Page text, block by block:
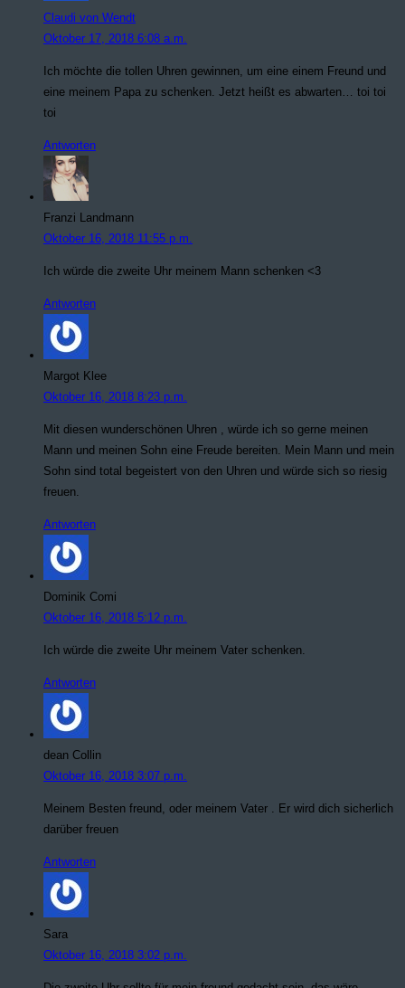
Claudi von Wendt
Oktober 17, 2018 6:08 a.m.
Ich möchte die tollen Uhren gewinnen, um eine einem Freund und
eine meinem Papa zu schenken. Jetzt heißt es abwarten… toi toi
toi
Antworten
Franzi Landmann
Oktober 16, 2018 11:55 p.m.
Ich würde die zweite Uhr meinem Mann schenken <3
Antworten
Margot Klee
Oktober 16, 2018 8:23 p.m.
Mit diesen wunderschönen Uhren , würde ich so gerne meinen
Mann und meinen Sohn eine Freude bereiten. Mein Mann und mein
Sohn sind total begeistert von den Uhren und würde sich so riesig
freuen.
Antworten
Dominik Comi
Oktober 16, 2018 5:12 p.m.
Ich würde die zweite Uhr meinem Vater schenken.
Antworten
dean Collin
Oktober 16, 2018 3:07 p.m.
Meinem Besten freund, oder meinem Vater . Er wird dich sicherlich
darüber freuen
Antworten
Sara
Oktober 16, 2018 3:02 p.m.